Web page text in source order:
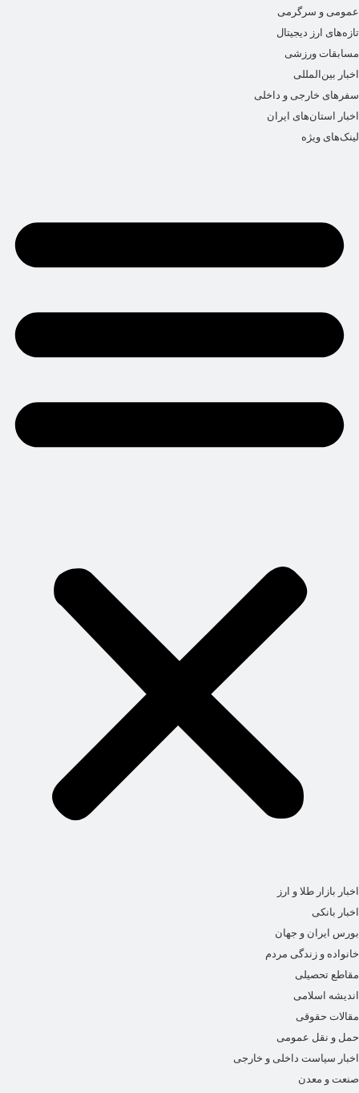
عمومی و سرگرمی
تازه‌های ارز دیجیتال
مسابقات ورزشی
اخبار بین‌المللی
سفرهای خارجی و داخلی
اخبار استان‌های ایران
لینک‌های ویژه
اخبار بازار طلا و ارز
اخبار بانکی
بورس ایران و جهان
خانواده و زندگی مردم
مقاطع تحصیلی
اندیشه اسلامی
مقالات حقوقی
حمل و نقل عمومی
اخبار سیاست داخلی و خارجی
صنعت و معدن